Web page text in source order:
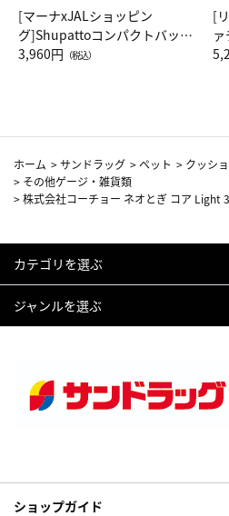
[マーナxJALショッピン
グ]Shupattoコンパクトバッグ
Drop JAL客室乗務員（LC）ス
3,960円 （税込）
[
ト
ホーム >サンドラッグ >ペット > クッシ
> その他ゲージ・雑貨類
>株式会社コーチョー ネオとぎ コア Light
カテゴリを選ぶ
ジャンルを選ぶ
ショップガイド